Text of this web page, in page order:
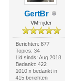
GertBr
VM-rijder
Berichten: 877
Topics: 34
Lid sinds: Aug 2018
Bedankt: 422
1010 x bedankt in
415 berichten